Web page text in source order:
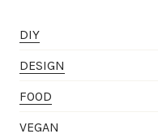
DIY
DESIGN
FOOD
VEGAN